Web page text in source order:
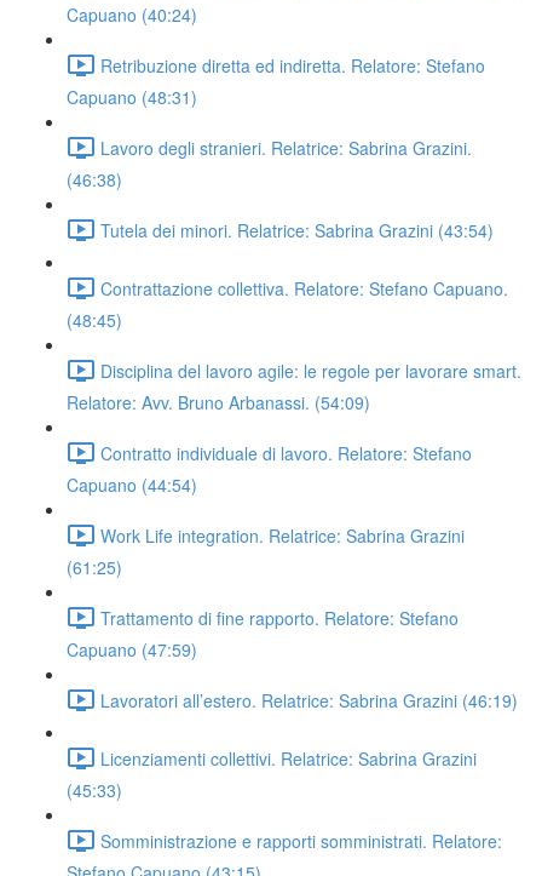
Capuano (40:24)
Retribuzione diretta ed indiretta. Relatore: Stefano
Capuano (48:31)
Lavoro degli stranieri. Relatrice: Sabrina Grazini.
(46:38)
Tutela dei minori. Relatrice: Sabrina Grazini (43:54)
Contrattazione collettiva. Relatore: Stefano Capuano.
(48:45)
Disciplina del lavoro agile: le regole per lavorare smart.
Relatore: Avv. Bruno Arbanassi. (54:09)
Contratto individuale di lavoro. Relatore: Stefano
Capuano (44:54)
Work Life integration. Relatrice: Sabrina Grazini
(61:25)
Trattamento di fine rapporto. Relatore: Stefano
Capuano (47:59)
Lavoratori all’estero. Relatrice: Sabrina Grazini (46:19)
Licenziamenti collettivi. Relatrice: Sabrina Grazini
(45:33)
Somministrazione e rapporti somministrati. Relatore: